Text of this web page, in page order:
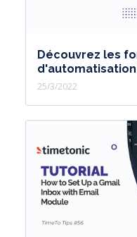
Découvrez les
d'automatisation
25/3/2022